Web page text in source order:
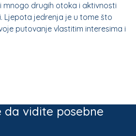
mnogo drugih otoka i aktivnosti
Ljepota jedrenja je u tome što
putovanje vlastitim interesima i
da vidite posebne